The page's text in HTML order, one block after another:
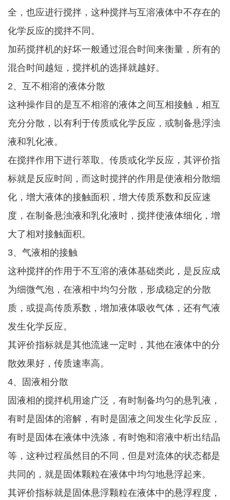
全，也应进行搅拌，这种搅拌与互溶液体中不存在的
化学反应的搅拌不同。
加药搅拌机的好坏一般通过混合时间来衡量，所有的
混合时间越短，搅拌机的选择就越好。
2、互不相溶的液体分散
这种操作目的是互不相溶的液体之间互相接触，相互
充分分散，以有利于传质或化学反应，或制备悬浮浊
液和乳化液。
在搅拌作用下进行萃取。传质或化学反应，其评价指
标就是反应时间，而这时搅拌的作用是使液相分散细
化，增大液体的接触面积，增大传质系数和反应速
度，在制备悬浊液和乳化液时，搅拌使液体细化，增
大了相对接触面积。
3、气液相的接触
这种搅拌的作用于不互溶的液体基础类此，是反应成
为细微气泡，在液相中均匀分散，形成稳定的分散
质，或提高传质系数，增加液体吸收气体，还有气液
发生化学反应。
其评价指标就是其他流速一定时，其他在液体中的分
散效果好，传质速率高。
4、固液相分散
固液相的搅拌机用途广泛，有时制备均匀的悬乳液，
有时是固体的溶解，有时是固液之间发生化学反应，
有时是固体在液体中洗涤，有时饱和溶液中析出结晶
等，这种过程虽然目的不同，但是对流体的状态都是
共同的，就是固体颗粒在液体中均匀地悬浮起来。
其评价指标就是固体悬浮颗粒在液体中的悬浮程度，